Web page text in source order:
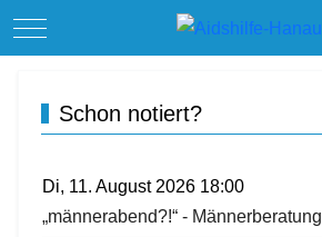
Mobile Menu Toggle
Schon notiert?
Di, 11. August 2026 18:00
„männerabend?!“ - Männerberatung